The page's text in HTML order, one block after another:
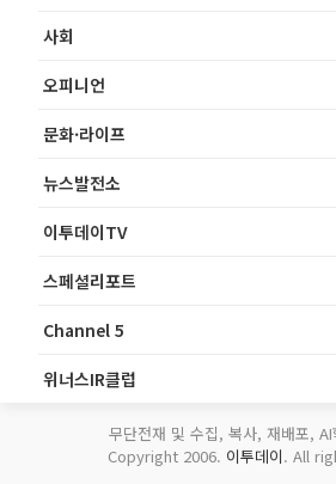
사회
오피니언
문화·라이프
뉴스발전소
이투데이TV
스페셜리포트
Channel 5
위너스IR클럽
무단전재 및 수집, 복사, 재배포, AI
Copyright 2006. 이투데이. All